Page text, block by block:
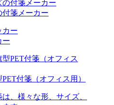
付箋メーカー
ー
付箋（オフィス用）